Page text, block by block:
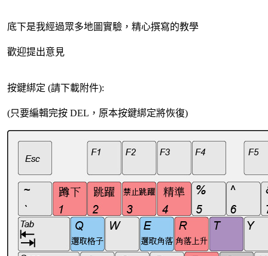
底下是我經過眾多地圖實驗，精心撰寫的教學
歡迎提出意見
按鍵綁定 (請下載附件):
(只要編輯完按 DEL，原本按鍵綁定將恢復)